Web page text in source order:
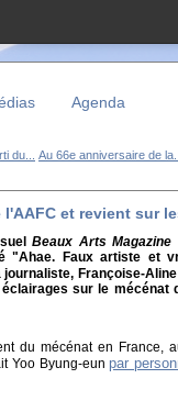
Agenda
du... Au 66e anniversaire de
et revient sur
Beaux Arts Magazine
"Ahae. Faux artiste et
journaliste, Françoise-
sur le mécénat
du mécénat en France,
Yoo Byung-eun par